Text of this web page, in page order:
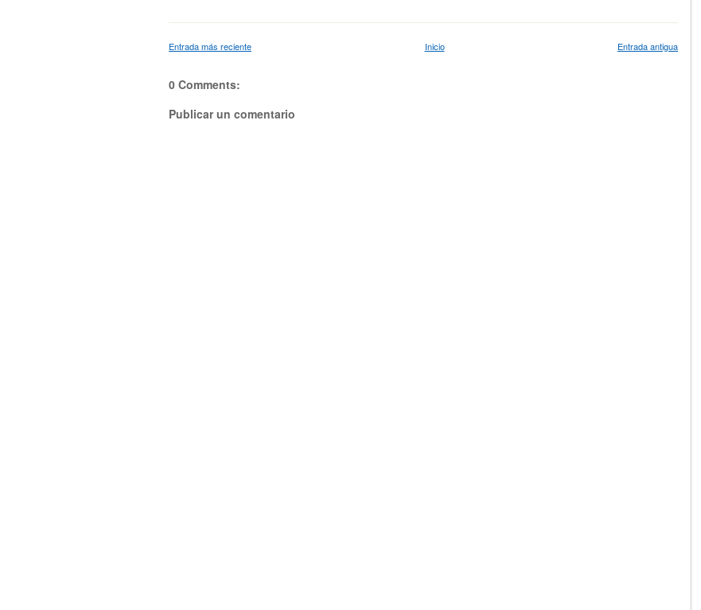
Entrada más reciente Entrada antigua
Inicio
0 Comments:
Publicar un comentario